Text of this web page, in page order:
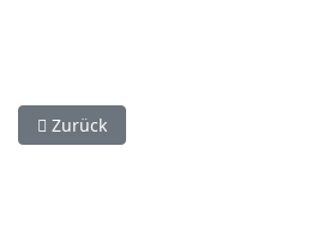
Vorheriger Beitrag: "Meine Katze
Zurück